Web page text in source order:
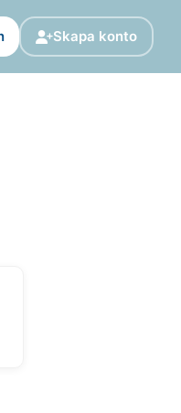
Skapa konto